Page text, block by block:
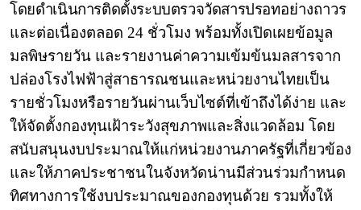
โดยดำเนินการติดตั้งระบบตรวจวัดสารปรอทอย่างถาวร
และต่อเนื่องตลอด 24 ชั่วโมง พร้อมทั้งเปิดเผยข้อมูล
มลพิษรายวัน และรายงานค่าความเข้มข้นมลสารจาก
ปล่องโรงไฟฟ้าสู่สาธารณชนและหน่วยงานไทยเป็น
รายชั่วโมงหรือรายวันผ่านเว็บไซต์ที่เข้าถึงได้ง่าย และ
ให้จัดตั้งกองทุนเฝ้าระวังสุขภาพและสิ่งแวดล้อม โดย
สนับสนุนงบประมาณให้แก่หน่วยงานภาครัฐที่เกี่ยวข้อง
และให้ภาคประชาชนในจังหวัดน่านมีส่วนร่วมกำหนด
ทิศทางการใช้งบประมาณของกองทุนด้วย รวมทั้งให้